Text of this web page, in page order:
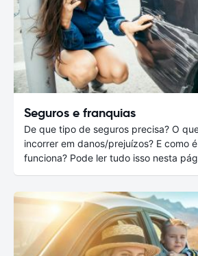
Seguros e franquias
De que tipo de seguros precisa? O
incorrer em danos/prejuízos? E como
funciona? Pode ler tudo isso nesta